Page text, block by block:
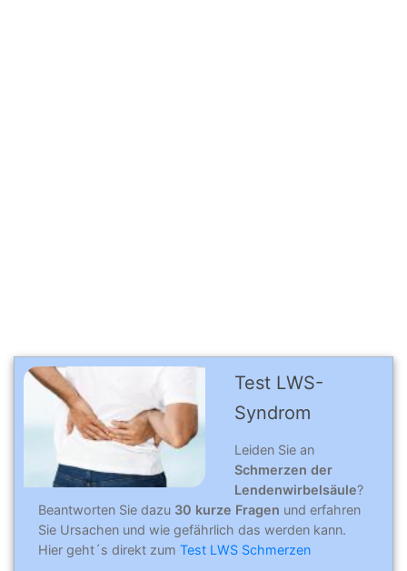
Test LWS-
Syndrom
Leiden Sie an
Schmerzen der
Lendenwirbelsäule?
Beantworten Sie dazu 30 kurze Fragen und erfahren
Sie Ursachen und wie gefährlich das werden kann.
Hier geht´s direkt zum Test LWS Schmerzen